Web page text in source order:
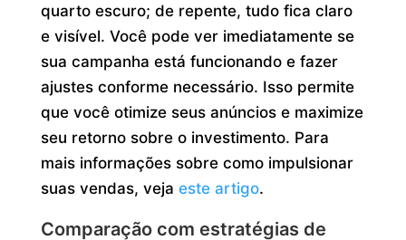
quarto escuro; de repente, tudo fica claro
e visível. Você pode ver imediatamente se
sua campanha está funcionando e fazer
ajustes conforme necessário. Isso permite
que você otimize seus anúncios e maximize
seu retorno sobre o investimento. Para
mais informações sobre como impulsionar
suas vendas, veja este artigo.
Comparação com estratégias de